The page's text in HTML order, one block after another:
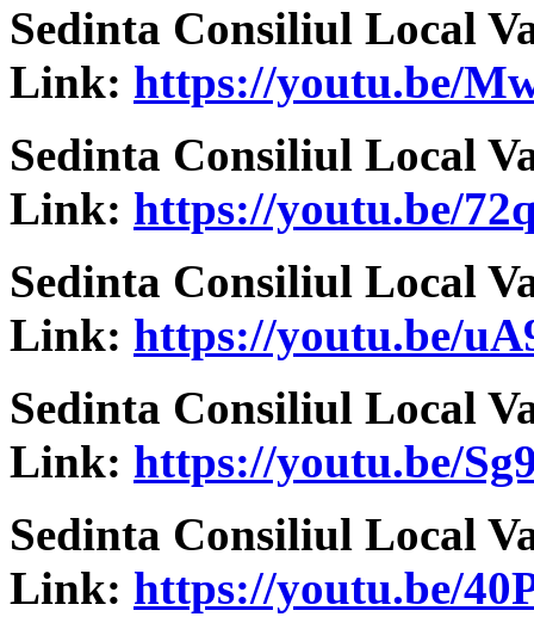
Sedinta Consiliul Local
Link: https://youtu.be/
Sedinta Consiliul Local
Link: https://youtu.be/
Sedinta Consiliul Local
Link: https://youtu.be/
Sedinta Consiliul Local
Link: https://youtu.be/
Sedinta Consiliul Local
Link: https://youtu.be/